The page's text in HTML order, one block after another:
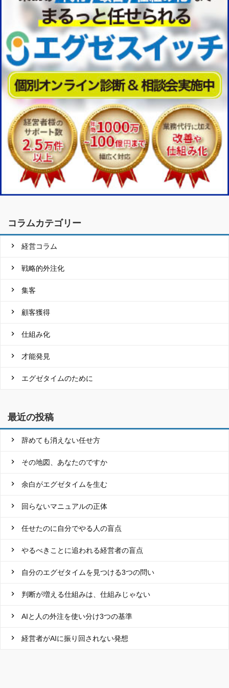
コラムカテゴリー
経営コラム
戦略的外注化
集客
顧客獲得
仕組み化
才能発見
エグゼタイムのために
最近の投稿
辞めても消えない任せ方
その地図、あなたのですか
余白がエグゼタイムを生む
回らないマニュアルの正体
任せたのに自分でやる人の盲点
やるべきことに追われる経営者の盲点
自分のエグゼタイムを見つける3つの問い
判断が増える仕組みは、仕組みじゃない
AIと人の外注を使い分け3つの基準
経営者がAIに振り回されない発想